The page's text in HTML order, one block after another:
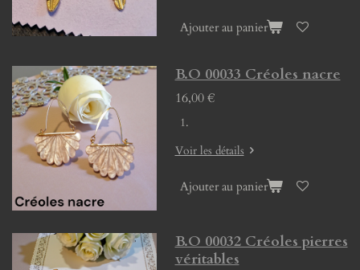
Ajouter au panier
B.O 00033 Créoles nacre
16,00 €
Voir les détails
Ajouter au panier
B.O 00032 Créoles pierres
véritables